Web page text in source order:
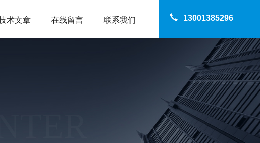
13001385296
术文章 在线留言 联系我们